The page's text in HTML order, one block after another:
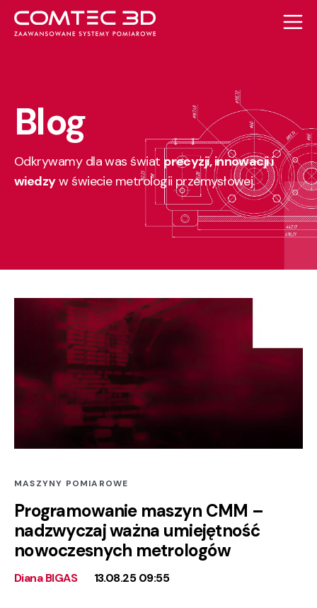
Blog
Odkrywamy dla was świat precyzji, innowacji i
wiedzyw świecie metrologii przemysłowej.
MASZYNY POMIAROWE
Programowanie maszyn CMM –
nadzwyczaj ważna umiejętność
nowoczesnych metrologów
Diana BIGAS 13.08.25 09:55